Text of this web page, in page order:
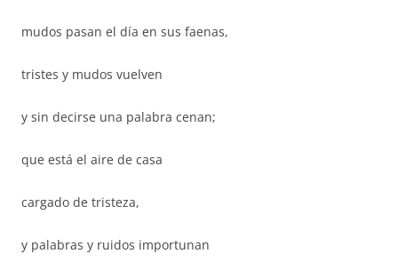
mudos pasan el día en sus faenas,
tristes y mudos vuelven
y sin decirse una palabra cenan;
que está el aire de casa
cargado de tristeza,
y palabras y ruidos importunan